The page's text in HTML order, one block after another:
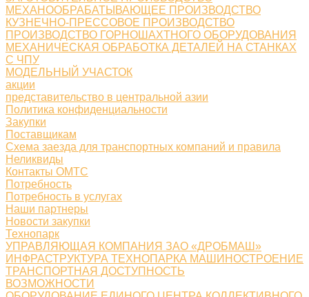
МЕХАНООБРАБАТЫВАЮЩЕЕ ПРОИЗВОДСТВО
КУЗНЕЧНО-ПРЕССОВОЕ ПРОИЗВОДСТВО
ПРОИЗВОДСТВО ГОРНОШАХТНОГО ОБОРУДОВАНИЯ
МЕХАНИЧЕСКАЯ ОБРАБОТКА ДЕТАЛЕЙ НА СТАНКАХ
С ЧПУ
МОДЕЛЬНЫЙ УЧАСТОК
акции
представительство в центральной азии
Политика конфиденциальности
Закупки
Поставщикам
Схема заезда для транспортных компаний и правила
Неликвиды
Контакты ОМТС
Потребность
Потребность в услугах
Наши партнеры
Новости закупки
Технопарк
УПРАВЛЯЮЩАЯ КОМПАНИЯ ЗАО «ДРОБМАШ»
ИНФРАСТРУКТУРА ТЕХНОПАРКА МАШИНОСТРОЕНИЕ
ТРАНСПОРТНАЯ ДОСТУПНОСТЬ
ВОЗМОЖНОСТИ